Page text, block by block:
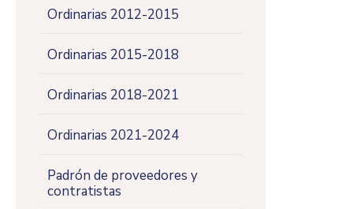
Ordinarias 2012-2015
Ordinarias 2015-2018
Ordinarias 2018-2021
Ordinarias 2021-2024
Padrón de proveedores y
contratistas